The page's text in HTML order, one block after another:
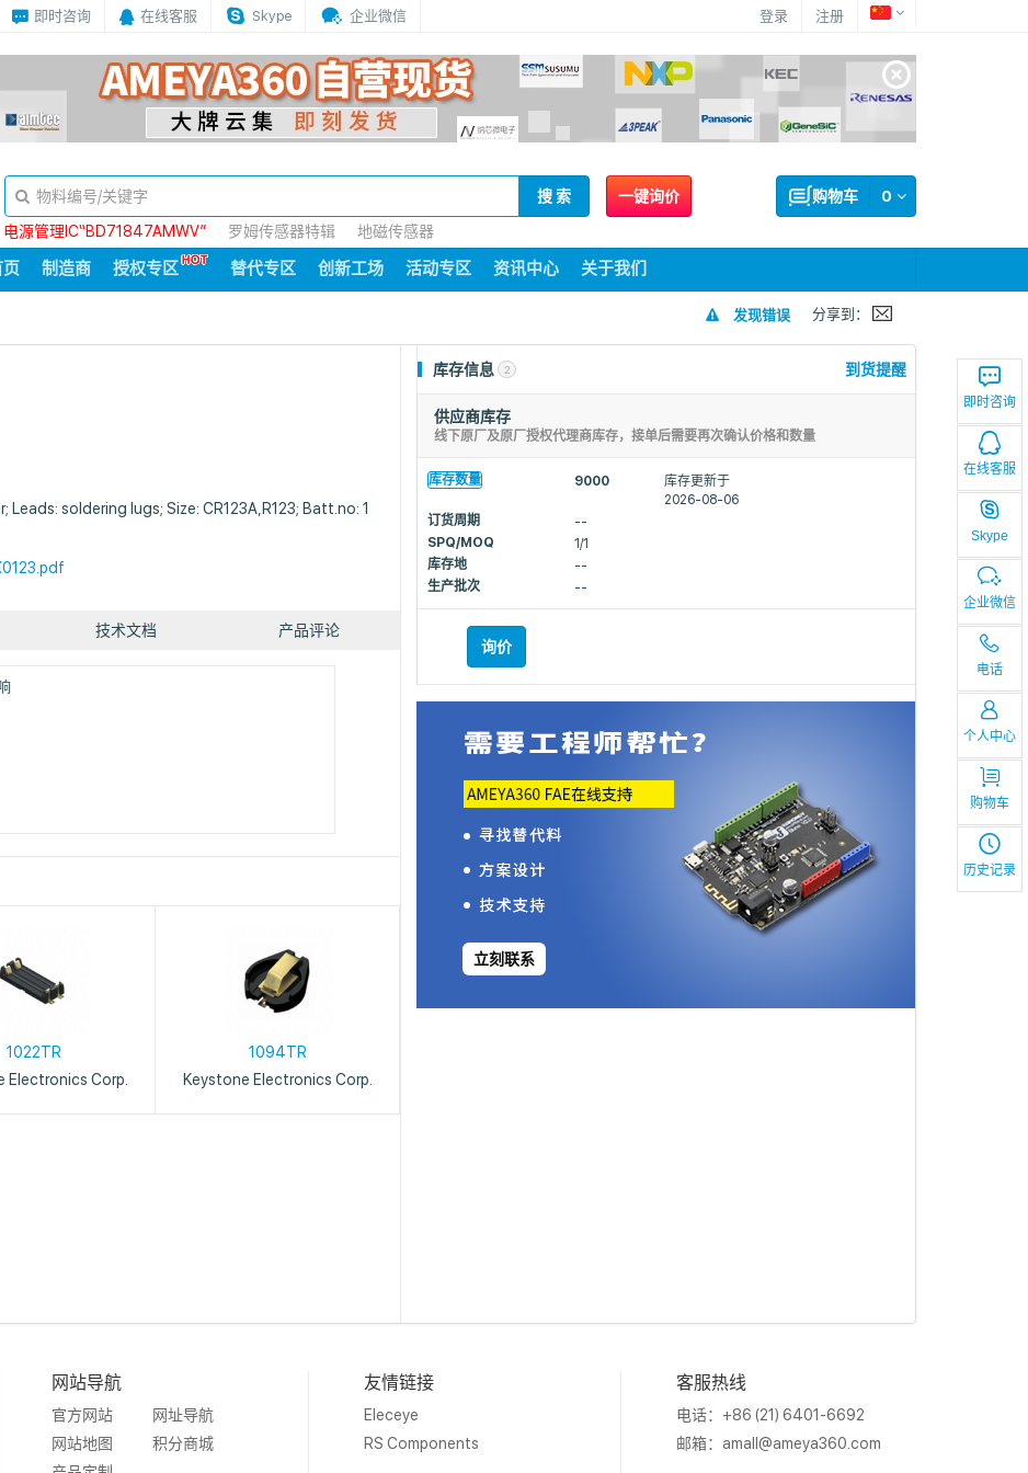
即时咨询 在线客服 Skype 企业微信 登录 注册
即时咨询
在线客服
Skype
企业微信
电话
个人中心
购物车
历史记录
一键询价 0
购物车
搜 索
电源管理IC“BD71847AMWV”
罗姆传感器特辑 地磁传感器
页 制造商 授权专区 替代专区 创新工场 活动专区 资讯中心 关于我们
发现错误 分享到：
Leads: soldering lugs; Size: CR123A,R123; Batt.no: 1
技术文档 产品评论
1022TR
Electronics Corp.
1094TR
Keystone Electronics Corp.
库存信息 2 到货提醒
供应商库存
线下原厂及原厂授权代理商库存，接单后需要再次确认价格和数量
库存数量 9000
库存更新于
2026-08-06
订货周期
--
SPQ/MOQ
1/1
库存地
--
生产批次
--
询价
立刻联系
网站导航
官方网站
网址导航
网站地图
积分商城
友情链接
Eleceye
RS Components
客服热线
电话：+86 (21) 6401-6692
邮箱： amall@ameya360.com